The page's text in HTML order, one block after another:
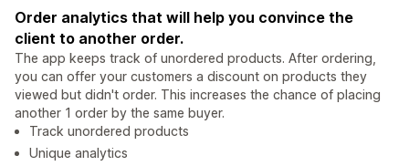
Order analytics that will help you convince the
client to another order.
The app keeps track of unordered products. After ordering,
you can offer your customers a discount on products they
viewed but didn't order. This increases the chance of placing
another 1 order by the same buyer.
Track unordered products
Unique analytics